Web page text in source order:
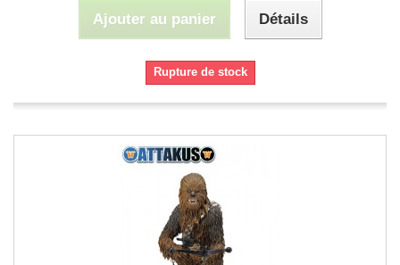
Ajouter au panier Détails
Rupture de stock